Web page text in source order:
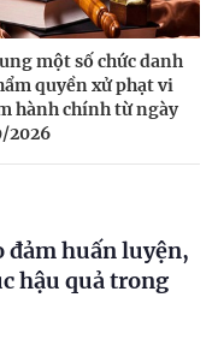
một số chức danh
quyền xử phạt vi
hành chính từ ngày
2026
đảm huấn luyện,
hậu quả trong